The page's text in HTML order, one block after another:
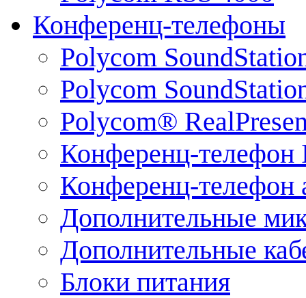
Конференц-телефоны
Polycom
Polycom
Polycom®
Конференц-телефон
Конференц-телефон
Дополнительные
Дополнительные
Блоки питания